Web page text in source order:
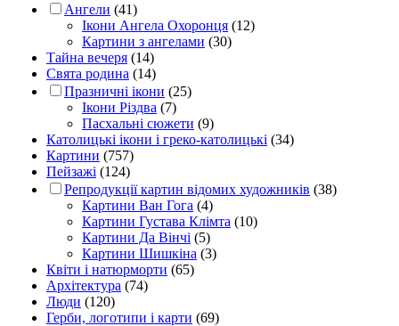
Ангели (41)
Ікони Ангела Охоронця (12)
Картини з ангелами (30)
Тайна вечеря (14)
Свята родина (14)
Празничні ікони (25)
Ікони Різдва (7)
Пасхальні сюжети (9)
Католицькі ікони і греко-католицькі (34)
Картини (757)
Пейзажі (124)
Репродукції картин відомих художників (38)
Картини Ван Гога (4)
Картини Густава Клімта (10)
Картини Да Вінчі (5)
Картини Шишкіна (3)
Квіти і натюрморти (65)
Архітектура (74)
Люди (120)
Герби, логотипи і карти (69)